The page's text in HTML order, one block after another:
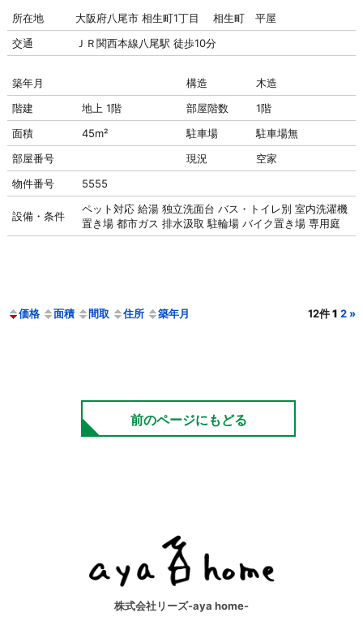
所在地
大阪府八尾市 相生町1丁目 相生町 平屋
交通
ＪＲ関西本線八尾駅 徒歩10分
築年月 構造
木造
階建
地上 1階 部屋階数
1階
面積
45m² 駐車場 駐車場無
部屋番号
現況
空家
物件番号
5555
設備・条件
ペット対応 給湯 独立洗面台 バス・トイレ別 室内洗濯機
置き場 都市ガス 排水汲取 駐輪場 バイク置き場 専用庭
価格 面積 間取 住所 築年月 12件1 2»
前のページにもどる
株式会社リーズ-aya home-